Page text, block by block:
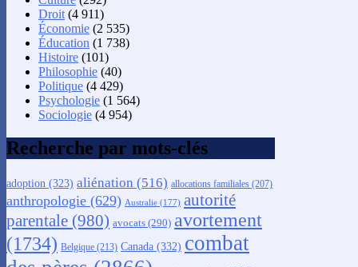
Droit (4 911)
Économie (2 535)
Éducation (1 738)
Histoire (101)
Philosophie (40)
Politique (4 429)
Psychologie (1 564)
Sociologie (4 954)
Recherche par mots-clés
adoption (323) aliénation (516) allocations familiales (207)
anthropologie (629) Australie (177) autorité
parentale (980) avocats (290) avortement
(1734) Belgique (213) Canada (332) combat